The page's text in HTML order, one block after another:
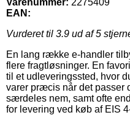
EAN:
Vurderet til 3.9 ud af 5
En lang række e-handler
flere fragtløsninger. En
til et udleveringssted, hvor
varer præcis når det passer
særdeles nem, samt ofte
for levering ved køb af EIS